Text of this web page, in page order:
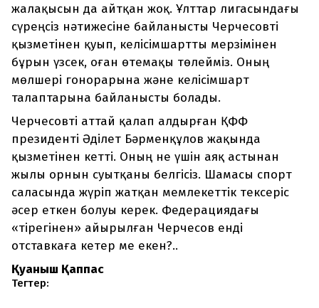
жалақысын да айтқан жоқ. Ұлттар лигасындағы
сүреңсіз нәтижесіне байланысты Черчесовті
қызметінен қуып, келісімшартты мерзімінен
бұрын үзсек, оған өтемақы төлейміз. Оның
мөлшері гонорарына және келісімшарт
талаптарына байланысты болады.
Черчесовті аттай қалап алдырған ҚФФ
президенті Әділет Бәрменқұлов жақында
қызметінен кетті. Оның не үшін аяқ астынан
жылы орнын суытқаны белгісіз. Шамасы спорт
саласында жүріп жатқан мемлекеттік тексеріс
әсер еткен болуы керек. Федерациядағы
«тірегінен» айырылған Черчесов енді
отставкаға кетер ме екен?..
Қуаныш Қаппас
Тегтер: